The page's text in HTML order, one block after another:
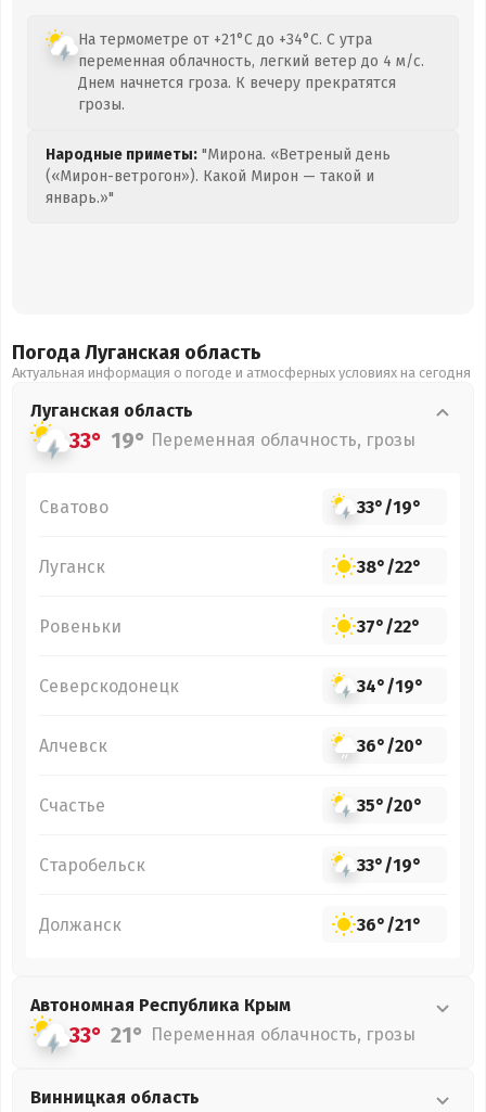
На термометре от +21°C до +34°C. С утра
переменная облачность, легкий ветер до 4 м/с.
Днем начнется гроза. К вечеру прекратятся
грозы.
Народные приметы: "Мирона. «Ветреный день
(«Мирон-ветрогон»). Какой Мирон — такой и
январь.»"
Погода Луганская область
Актуальная информация о погоде и атмосферных условиях на сегодня
Луганская область
33° 19° Переменная облачность, грозы
Сватово 33°/19°
Луганск 38°/22°
Ровеньки 37°/22°
Северскодонецк 34°/19°
Алчевск 36°/20°
Счастье 35°/20°
Старобельск 33°/19°
Должанск 36°/21°
Автономная Республика Крым
33° 21° Переменная облачность, грозы
Винницкая область